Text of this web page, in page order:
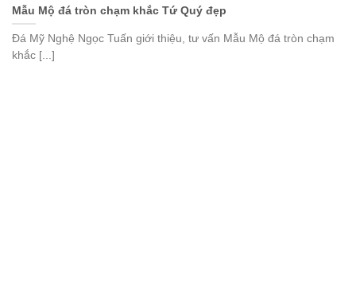
Mẫu Mộ đá tròn chạm khắc Tứ Quý đẹp
Đá Mỹ Nghệ Ngọc Tuấn giới thiệu, tư vấn Mẫu Mộ đá tròn chạm
khắc [...]